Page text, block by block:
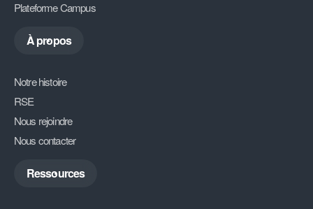
Plateforme Campus
À propos
Notre histoire
RSE
Nous rejoindre
Nous contacter
Ressources